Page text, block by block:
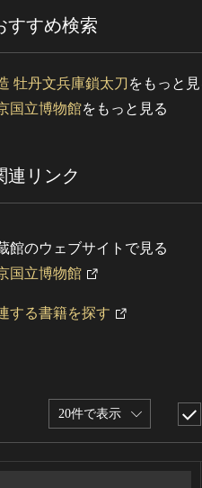
すすめ検索
牡丹文兵庫鎖太刀 をもっと見
国立博物館をもっと見る
連リンク
館のウェブサイトで見る
国立博物館
する書籍を探す
20件で表示